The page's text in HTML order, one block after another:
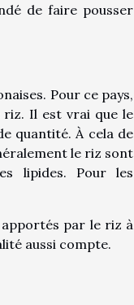
de faire pousser
Pour ce pays,
Il est vrai que le
quantité. À cela de
le riz sont
lipides. Pour les
par le riz à
aussi compte.